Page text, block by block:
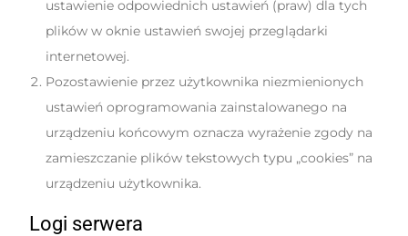
ustawienie odpowiednich ustawień (praw) dla tych
plików w oknie ustawień swojej przeglądarki
internetowej.
Pozostawienie przez użytkownika niezmienionych
ustawień oprogramowania zainstalowanego na
urządzeniu końcowym oznacza wyrażenie zgody na
zamieszczanie plików tekstowych typu „cookies” na
urządzeniu użytkownika.
Logi serwera